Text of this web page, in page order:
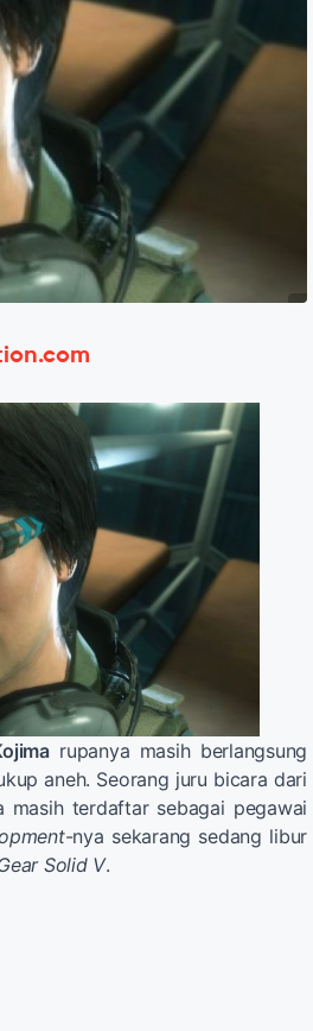
rupanya masih berlangsung
aneh. Seorang juru bicara dari
masih terdaftar sebagai pegawai
-nya sekarang sedang libur
Solid V.